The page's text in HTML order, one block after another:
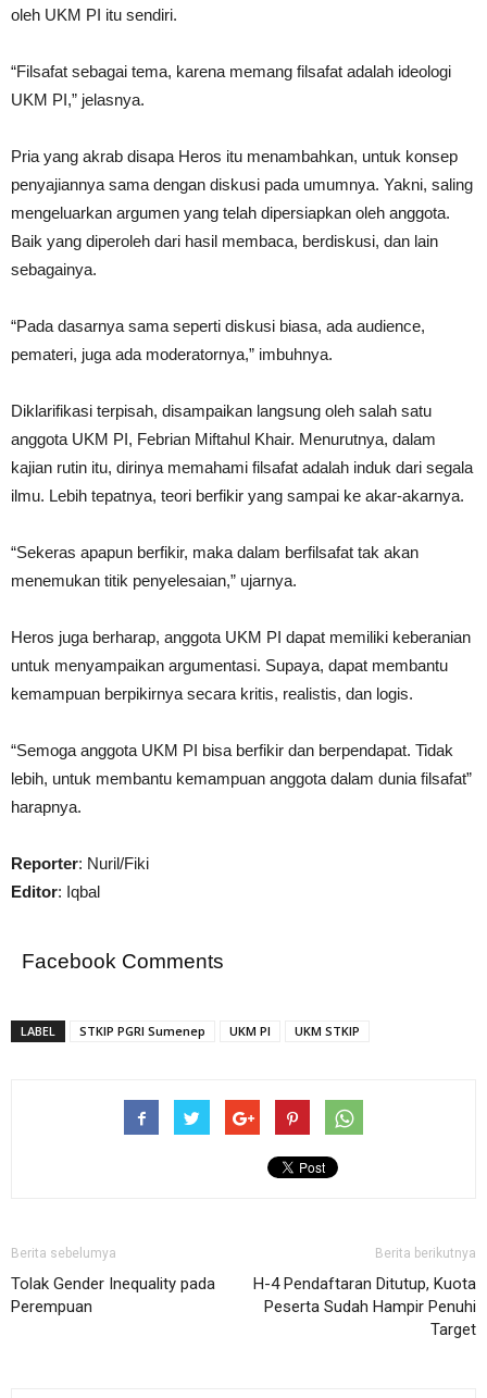
oleh UKM PI itu sendiri.
“Filsafat sebagai tema, karena memang filsafat adalah ideologi
UKM PI,” jelasnya.
Pria yang akrab disapa Heros itu menambahkan, untuk konsep
penyajiannya sama dengan diskusi pada umumnya. Yakni, saling
mengeluarkan argumen yang telah dipersiapkan oleh anggota.
Baik yang diperoleh dari hasil membaca, berdiskusi, dan lain
sebagainya.
“Pada dasarnya sama seperti diskusi biasa, ada audience,
pemateri, juga ada moderatornya,” imbuhnya.
Diklarifikasi terpisah, disampaikan langsung oleh salah satu
anggota UKM PI, Febrian Miftahul Khair. Menurutnya, dalam
kajian rutin itu, dirinya memahami filsafat adalah induk dari segala
ilmu. Lebih tepatnya, teori berfikir yang sampai ke akar-akarnya.
“Sekeras apapun berfikir, maka dalam berfilsafat tak akan
menemukan titik penyelesaian,” ujarnya.
Heros juga berharap, anggota UKM PI dapat memiliki keberanian
untuk menyampaikan argumentasi. Supaya, dapat membantu
kemampuan berpikirnya secara kritis, realistis, dan logis.
“Semoga anggota UKM PI bisa berfikir dan berpendapat. Tidak
lebih, untuk membantu kemampuan anggota dalam dunia filsafat”
harapnya.
Reporter: Nuril/Fiki
Editor: Iqbal
Facebook Comments
LABEL STKIP PGRI Sumenep UKM PI UKM STKIP
Berita sebelumya
Tolak Gender Inequality pada
Perempuan
Berita berikutnya
H-4 Pendaftaran Ditutup, Kuota
Peserta Sudah Hampir Penuhi
Target